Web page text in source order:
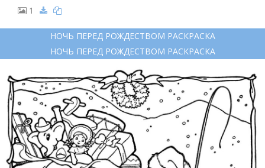
1
НОЧЬ ПЕРЕД РОЖДЕСТВОМ РАСКРАСКА
НОЧЬ ПЕРЕД РОЖДЕСТВОМ РАСКРАСКА